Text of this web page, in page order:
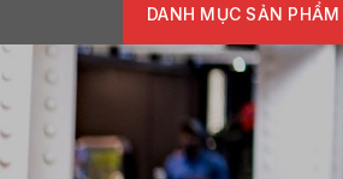
DANH MỤC SẢN PHẨM